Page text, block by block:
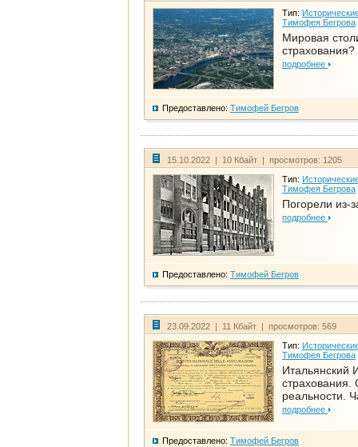
Тип:
Тимофея Бегрова
Мировая
страхования?
подробнее
Предоставлено: Тимофей Бегров
15.10.2022 | 10 Кбайт | просмотров: 1205
Тип:
Тимофея Бегрова
Погорели из-
подробнее
Предоставлено: Тимофей Бегров
23.09.2022 | 11 Кбайт | просмотров: 569
Тип:
Тимофея Бегрова
Итальянский
страхования.
реальности.
подробнее
Предоставлено: Тимофей Бегров